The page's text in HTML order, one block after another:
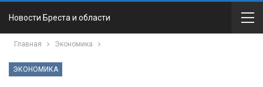
Новости Бреста и области
Главная Экономика
ЭКОНОМИКА